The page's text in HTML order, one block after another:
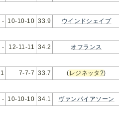
- 10-10-10 33.9
ウインドシェイプ
- 12-11-11 34.2
オフランス
7-7-7 33.7 (レジネッタ ?)
- 10-10-10 34.1
ヴァンパイアソーン